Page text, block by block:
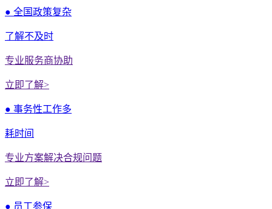
● 全国政策复杂
了解不及时
专业服务商协助
立即了解>
● 事务性工作多
耗时间
专业方案解决合规问题
立即了解>
● 员工参保